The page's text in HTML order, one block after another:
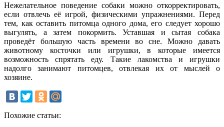
Нежелательное поведение собаки можно откорректировать,
если отвлечь её игрой, физическими упражнениями. Перед
тем, как оставить питомца одного дома, его следует хорошо
выгулять, а затем покормить. Уставшая и сытая собака
проведёт большую часть времени во сне. Можно давать
животному косточки или игрушки, в которые имеется
возможность спрятать еду. Такие лакомства и игрушки
надолго занимают питомцев, отвлекая их от мыслей о
хозяине.
Похожие статьи: